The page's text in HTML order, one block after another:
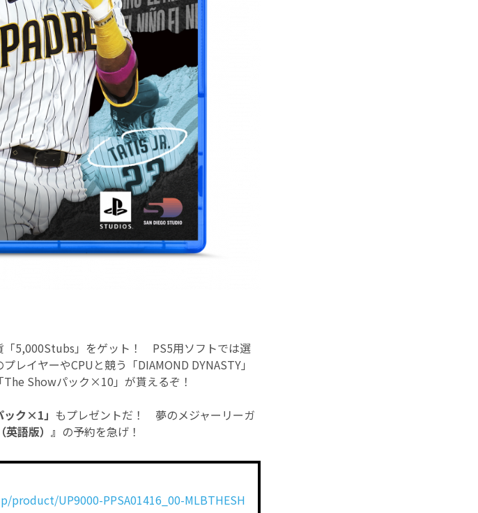
「5,000Stubs」をゲット！ PS5用ソフトでは選
レイヤーやCPUと競う「DIAMOND DYNASTY」
Showパック×10」が貰えるぞ！
ック×1」 もプレゼントだ！ 夢のメジャーリーガ
語版）』 の予約を急げ！
UP9000-PPSA01416_00-MLBTHESH